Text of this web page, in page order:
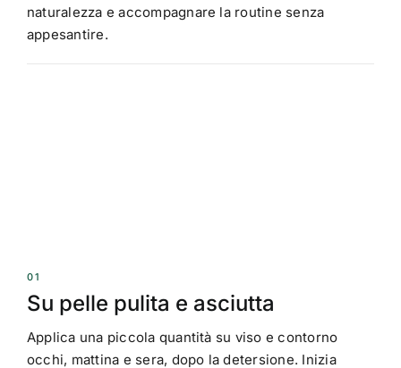
naturalezza e accompagnare la routine senza
appesantire.
01
Su pelle pulita e asciutta
Applica una piccola quantità su viso e contorno
occhi, mattina e sera, dopo la detersione. Inizia